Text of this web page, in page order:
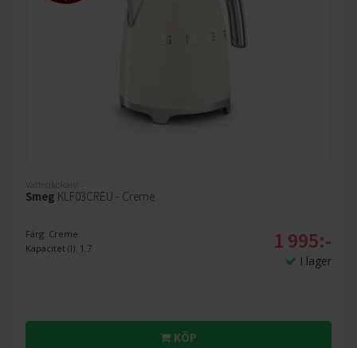
Vattenkokare
Smeg KLF03CREU - Creme
Färg: Creme
Kapacitet (l): 1.7
1 995:-
I lager
KÖP